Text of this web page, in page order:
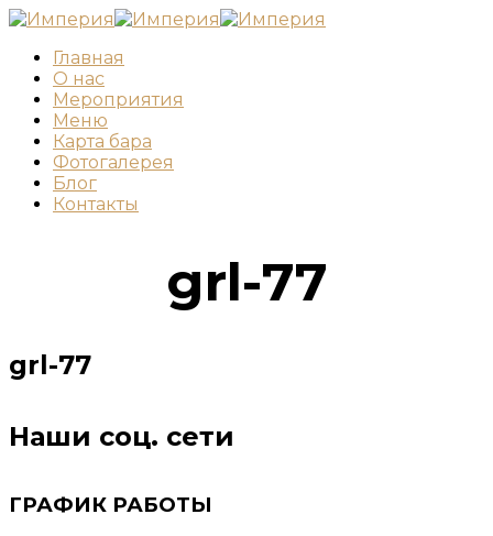
Главная
О нас
Мероприятия
Меню
Карта бара
Фотогалерея
Блог
Контакты
grl-77
grl-77
Наши соц. сети
ГРАФИК РАБОТЫ